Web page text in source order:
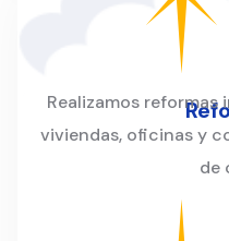
Realizamos reformas
viviendas, oficinas y
de